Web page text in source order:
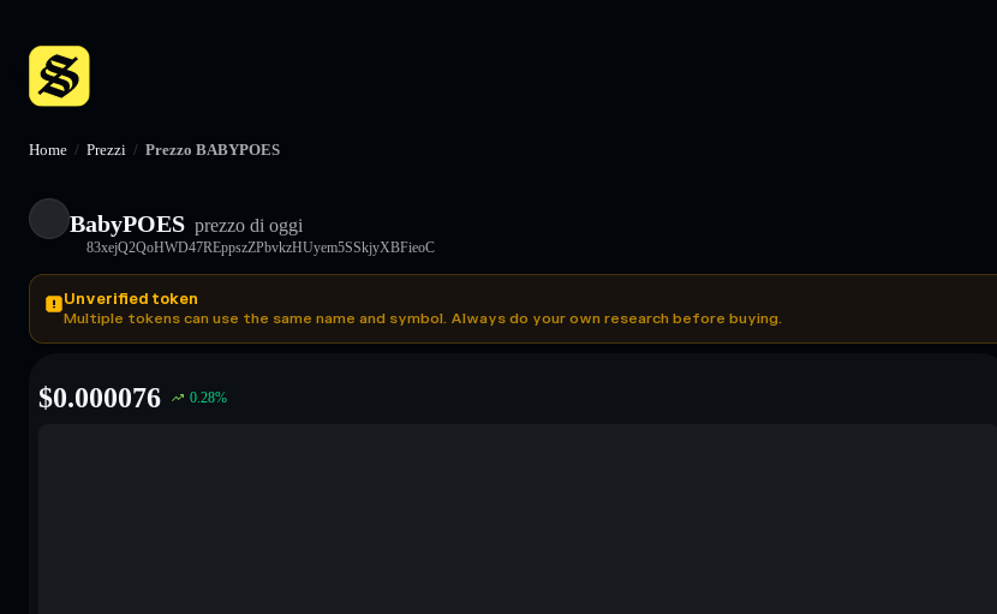
Home / Prezzi / Prezzo BABYPOES
BabyPOES prezzo di oggi
83xejQ2QoHWD47REppszZPbvkzHUyem5SSkjyXBFieoC
Unverified token
Multiple tokens can use the same name and symbol. Always do your own research before buying.
$0.000076 0.28%